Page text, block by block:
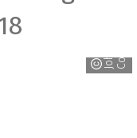
J
o
h
n
s
o
n
C
o
n
t
r
o
ls